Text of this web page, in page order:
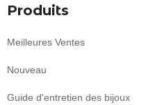
Produits
Meilleures Ventes
Nouveau
Guide d'entretien des bijoux